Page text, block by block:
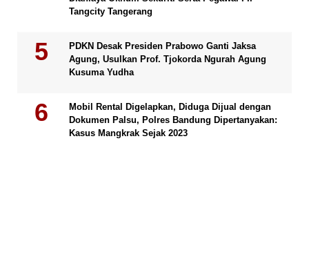
Tangcity Tangerang
PDKN Desak Presiden Prabowo Ganti Jaksa
Agung, Usulkan Prof. Tjokorda Ngurah Agung
Kusuma Yudha
Mobil Rental Digelapkan, Diduga Dijual dengan
Dokumen Palsu, Polres Bandung Dipertanyakan:
Kasus Mangkrak Sejak 2023